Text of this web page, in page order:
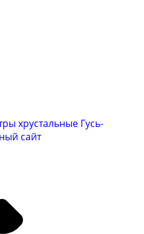
хрустальные Гусь-
сайт